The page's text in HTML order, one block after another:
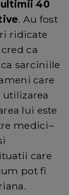
40
. Au fost
ridicate
ca
sarciniile
care
lui este
medici–
care
pot fi